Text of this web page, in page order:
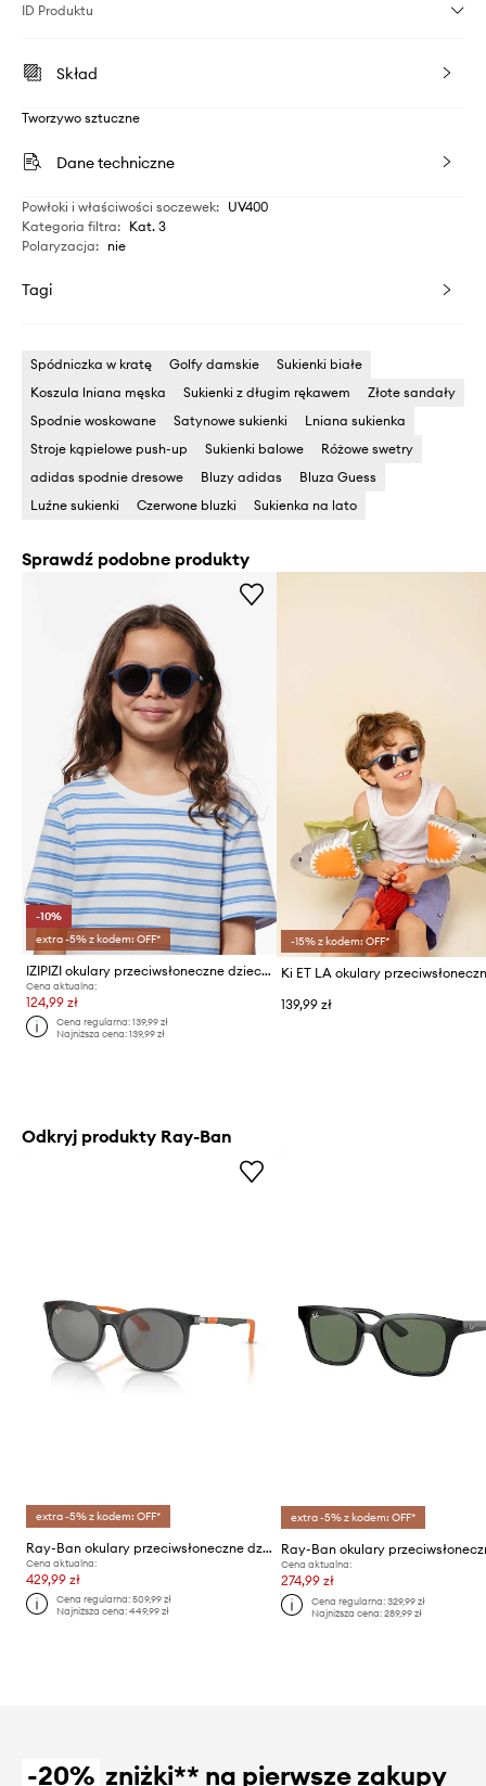
ID Produktu
Skład
Tworzywo sztuczne
Dane techniczne
Powłoki i właściwości soczewek: UV400
Kategoria filtra: Kat. 3
Polaryzacja: nie
Tagi
Spódniczka w kratę Golfy damskie
Sukienki białe
Koszula lniana męska
Sukienki z długim rękawem
Złote sandały
Spodnie woskowane
Satynowe sukienki
Lniana sukienka
Stroje kąpielowe push-up
Sukienki balowe
Różowe swetry
adidas spodnie dresowe
Bluzy adidas
Bluza Guess
Luźne sukienki
Czerwone bluzki Sukienka na lato
Sprawdź podobne produkty
-10%
extra -5% z kodem: OFF*
IZIPIZI okulary przeciwsłoneczne dziecięce KIDS
Cena aktualna:
124,99 zł
Cena regularna:139,99 zł
Najniższa cena:139,99 zł
-15% z kodem: OFF*
139,99 zł
Odkryj produkty Ray-Ban
extra -5% z kodem: OFF*
Ray-Ban okulary przeciwsłoneczne dziecięce
Cena aktualna:
429,99 zł
Cena regularna:509,99 zł
Najniższa cena:449,99 zł
extra -5% z kodem: OFF*
Cena aktualna:
274,99 zł
Cena regularna: 329,99 zł
Najniższa cena: 289,99 zł
-20% zniżki** na pierwsze zakupy